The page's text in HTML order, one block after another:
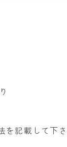
記載して下さ